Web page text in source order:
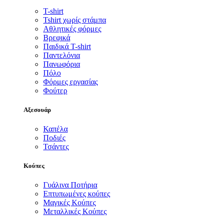
T-shirt
Tshirt χωρίς στάμπα
Αθλητικές φόρμες
Βρεφικά
Παιδικά T-shirt
Παντελόνια
Πανωφόρια
Πόλο
Φόρμες εργασίας
Φούτερ
Αξεσουάρ
Καπέλα
Ποδιές
Τσάντες
Κούπες
Γυάλινα Ποτήρια
Επτυπωμένες κούπες
Μαγικές Κούπες
Μεταλλικές Κούπες